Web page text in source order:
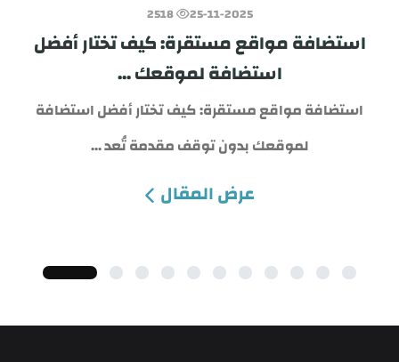
25-11-2025
2518
استضافة مواقع مستقرة: كيف تختار أفضل
استضافة لموقعك ...
استضافة مواقع مستقرة: كيف تختار أفضل استضافة
لموقعك بدون توقف مقدمة تُعد ...
عرض المقال